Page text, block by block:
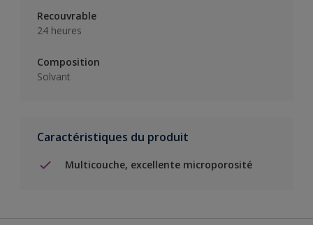
Recouvrable
24 heures
Composition
Solvant
Caractéristiques du produit
Multicouche, excellente microporosité